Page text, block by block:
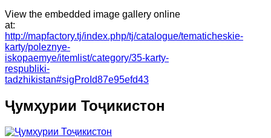
View the embedded image gallery online
at:
http://mapfactory.tj/index.php/tj/catalogue/tematicheskie-
karty/poleznye-
iskopaemye/itemlist/category/35-karty-
respubliki-
tadzhikistan#sigProId87e95efd43
Ҷумҳурии Тоҷикистон